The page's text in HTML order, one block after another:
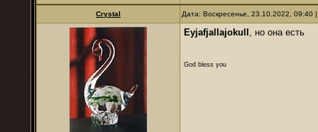
Crystal Дата: Воскресенье, 23.10.2022,
Eyjafjallajokull , но она есть
God bless you